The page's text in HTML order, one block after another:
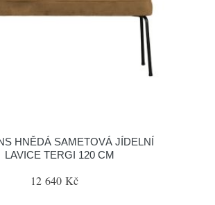
HNĚDÁ SAMETOVÁ JÍDELNÍ
LAVICE TERGI 120 CM
12 640 Kč